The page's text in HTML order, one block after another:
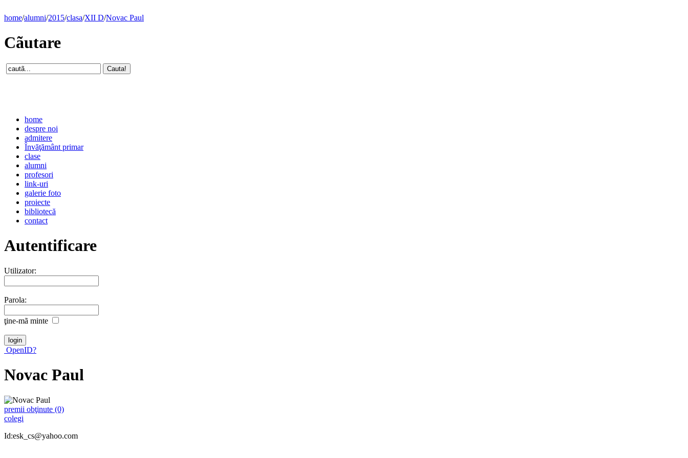
home/alumni/2015/clasa/XII D/Novac Paul
Cãutare
home
despre noi
admitere
Învăţământ primar
clase
alumni
profesori
link-uri
galerie foto
proiecte
bibliotecă
contact
Autentificare
Utilizator:
Parola:
ţine-mã minte
OpenID?
Novac Paul
premii obţinute (0)
colegi
Id:esk_cs@yahoo.com